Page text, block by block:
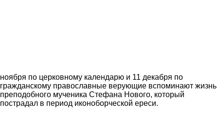
ноября по церковному календарю и 11 декабря по
гражданскому православные верующие вспоминают жизнь
преподобного мученика Стефана Нового, который
пострадал в период иконоборческой ереси.